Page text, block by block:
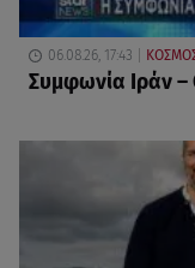
06.08.26, 17:43
Συμφωνία Ιράν –